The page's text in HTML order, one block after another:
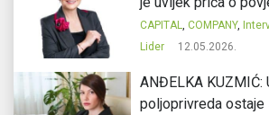
CAPITAL, COMPANY,
Lider
12.05.2026.
ANĐELKA KUZMIĆ:
poljoprivreda ostaje